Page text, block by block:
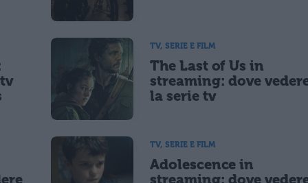
TV, SERIE E FILM
The Last of Us in
streaming: dove
la serie tv
TV, SERIE E FILM
Adolescence in
streaming: dove